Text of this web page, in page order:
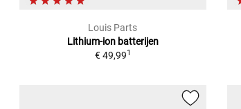
Louis Parts
Lithium-ion batterijen
€ 49,991